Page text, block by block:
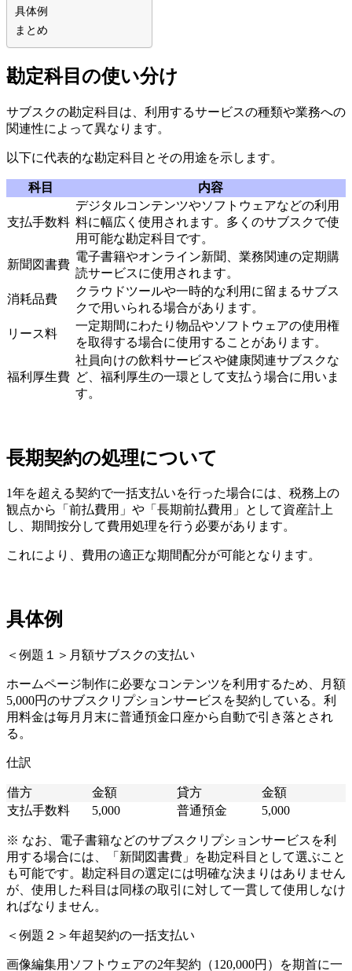
具体例
まとめ
勘定科目の使い分け
サブスクの勘定科目は、利用するサービスの種類や業務への
関連性によって異なります。
以下に代表的な勘定科目とその用途を示します。
科目 内容
支払手数料
デジタルコンテンツやソフトウェアなどの利用
料に幅広く使用されます。多くのサブスクで使
用可能な勘定科目です。
新聞図書費
電子書籍やオンライン新聞、業務関連の定期購
読サービスに使用されます。
消耗品費
クラウドツールや一時的な利用に留まるサブス
クで用いられる場合があります。
リース料
一定期間にわたり物品やソフトウェアの使用権
を取得する場合に使用することがあります。
福利厚生費
社員向けの飲料サービスや健康関連サブスクな
ど、福利厚生の一環として支払う場合に用いま
す。
長期契約の処理について
1年を超える契約で一括支払いを行った場合には、税務上の
観点から「前払費用」や「長期前払費用」として資産計上
し、期間按分して費用処理を行う必要があります。
これにより、費用の適正な期間配分が可能となります。
具体例
＜例題１＞月額サブスクの支払い
ホームページ制作に必要なコンテンツを利用するため、月額
5,000円のサブスクリプションサービスを契約している。利
用料金は毎月月末に普通預金口座から自動で引き落とされ
る。
仕訳
借方 金額 貸方
金額
支払手数料
5,000 普通預金 5,000
※ なお、電子書籍などのサブスクリプションサービスを利
用する場合には、「新聞図書費」を勘定科目として選ぶこと
も可能です。勘定科目の選定には明確な決まりはありません
が、使用した科目は同様の取引に対して一貫して使用しなけ
ればなりません。
＜例題２＞年超契約の一括支払い
画像編集用ソフトウェアの2年契約（120,000円）を期首に一